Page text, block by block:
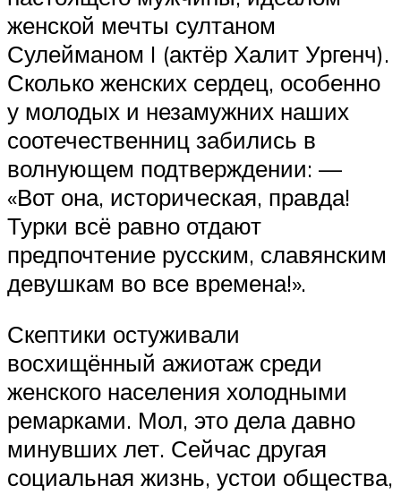
женской мечты султаном
Сулейманом I (актёр Халит Ургенч).
Сколько женских сердец, особенно
у молодых и незамужних наших
соотечественниц забились в
волнующем подтверждении: —
«Вот она, историческая, правда!
Турки всё равно отдают
предпочтение русским, славянским
девушкам во все времена!».
Скептики остуживали
восхищённый ажиотаж среди
женского населения холодными
ремарками. Мол, это дела давно
минувших лет. Сейчас другая
социальная жизнь, устои общества,